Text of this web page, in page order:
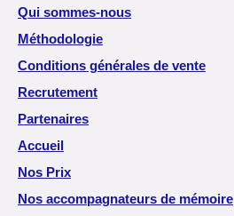
Qui sommes-nous
Méthodologie
Conditions générales de vente
Recrutement
Partenaires
Accueil
Nos Prix
Nos accompagnateurs de mémoire